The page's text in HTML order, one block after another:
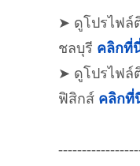
➤ ดูโปรไฟล์
ชลบุรี คลิกที่
➤ ดูโปรไฟล์
ฟิสิกส์ คลิกที่